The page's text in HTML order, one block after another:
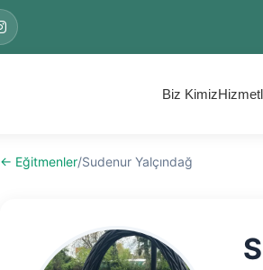
Biz Kimiz
← Eğitmenler/Sudenur Yalçındağ